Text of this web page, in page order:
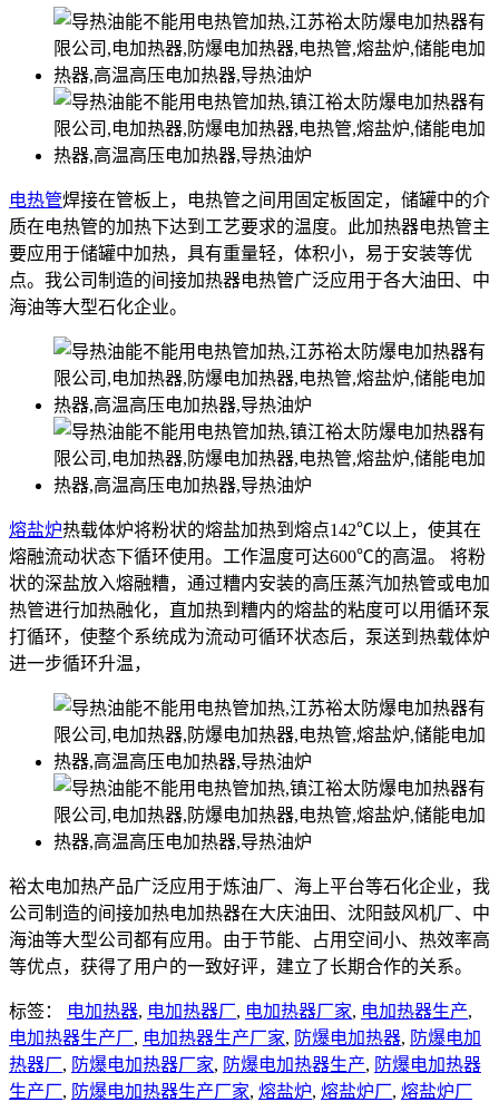
电热管焊接在管板上，电热管之间用固定板固定，储罐中的介
质在电热管的加热下达到工艺要求的温度。此加热器电热管主
要应用于储罐中加热，具有重量轻，体积小，易于安装等优
点。我公司制造的间接加热器电热管广泛应用于各大油田、中
海油等大型石化企业。
熔盐炉热载体炉将粉状的熔盐加热到熔点142℃以上，使其在
熔融流动状态下循环使用。工作温度可达600℃的高温。 将粉
状的深盐放入熔融糟，通过糟内安装的高压蒸汽加热管或电加
热管进行加热融化，直加热到糟内的熔盐的粘度可以用循环泵
打循环，使整个系统成为流动可循环状态后，泵送到热载体炉
进一步循环升温，
裕太电加热产品广泛应用于炼油厂、海上平台等石化企业，我
公司制造的间接加热电加热器在大庆油田、沈阳鼓风机厂、中
海油等大型公司都有应用。由于节能、占用空间小、热效率高
等优点，获得了用户的一致好评，建立了长期合作的关系。
标签： 电加热器, 电加热器厂, 电加热器厂家, 电加热器生产,
电加热器生产厂, 电加热器生产厂家, 防爆电加热器, 防爆电加
热器厂, 防爆电加热器厂家, 防爆电加热器生产, 防爆电加热器
生产厂, 防爆电加热器生产厂家, 熔盐炉, 熔盐炉厂, 熔盐炉厂